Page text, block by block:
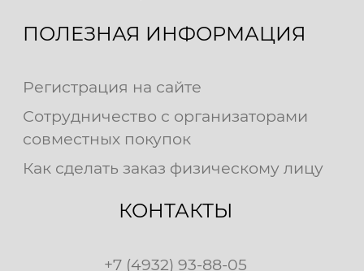
ПОЛЕЗНАЯ ИНФОРМАЦИЯ
Регистрация на сайте
Сотрудничество с организаторами
совместных покупок
Как сделать заказ физическому лицу
КОНТАКТЫ
+7 (4932) 93-88-05